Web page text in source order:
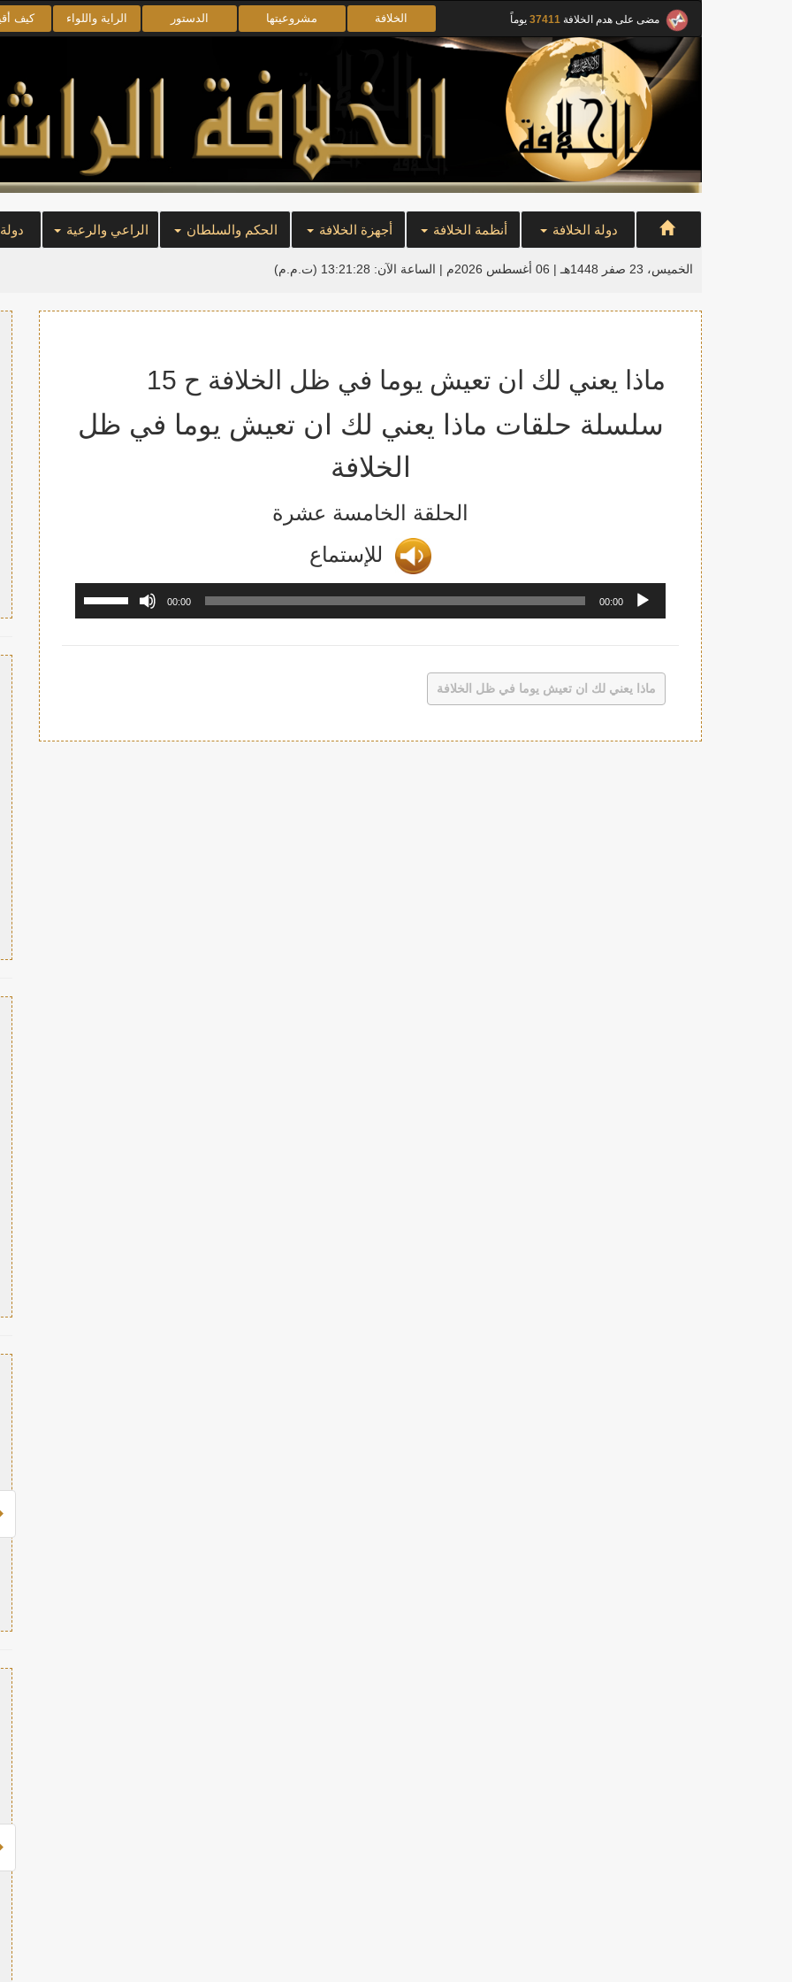
مضى على هدم الخلافة 37411 يوماً الخلافة مشروعيتها الدستور الراية واللواء كيف
دولة الخلافة أنظمة الخلافة أجهزة الخلافة الحكم والسلطان الراعي والرعية
الخميس، 23 صفر 1448هـ | 06 أغسطس 2026م | الساعة الآن: 13:21:29 (ت.م.م)
ماذا يعني لك ان تعيش يوما في ظل الخلافة ح 15
سلسلة حلقات ماذا يعني لك ان تعيش يوما في ظل
الخلافة
الحلقة الخامسة عشرة
للإستماع
00:00
00:00
خفض
ماذا يعني لك ان تعيش يوما في ظل الخلافة